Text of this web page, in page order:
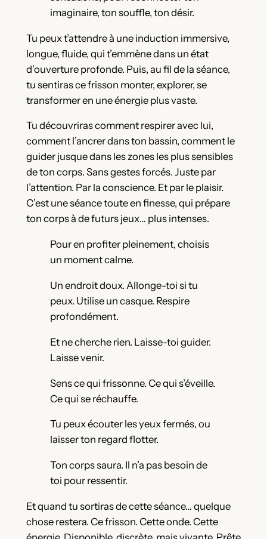
imaginaire, ton souffle, ton désir.
Tu peux t’attendre à une induction immersive,
longue, fluide, qui t’emmène dans un état
d’ouverture profonde. Puis, au fil de la séance,
tu sentiras ce frisson monter, explorer, se
transformer en une énergie plus vaste.
Tu découvriras comment respirer avec lui,
comment l’ancrer dans ton bassin, comment le
guider jusque dans les zones les plus sensibles
de ton corps. Sans gestes forcés. Juste par
l’attention. Par la conscience. Et par le plaisir.
C’est une séance toute en finesse, qui prépare
ton corps à de futurs jeux… plus intenses.
Pour en profiter pleinement, choisis
un moment calme.
Un endroit doux. Allonge-toi si tu
peux. Utilise un casque. Respire
profondément.
Et ne cherche rien. Laisse-toi guider.
Laisse venir.
Sens ce qui frissonne. Ce qui s’éveille.
Ce qui se réchauffe.
Tu peux écouter les yeux fermés, ou
laisser ton regard flotter.
Ton corps saura. Il n’a pas besoin de
toi pour ressentir.
Et quand tu sortiras de cette séance… quelque
chose restera. Ce frisson. Cette onde. Cette